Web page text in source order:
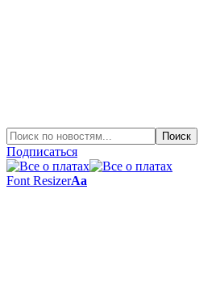
Подписаться
Font ResizerAa